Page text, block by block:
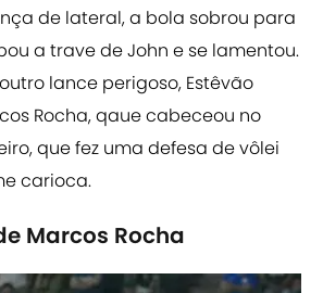
de lateral, a bola sobrou para
a trave de John e se lamentou.
lance perigoso, Estêvão
Rocha, qaue cabeceou no
que fez uma defesa de vôlei
carioca.
Marcos Rocha